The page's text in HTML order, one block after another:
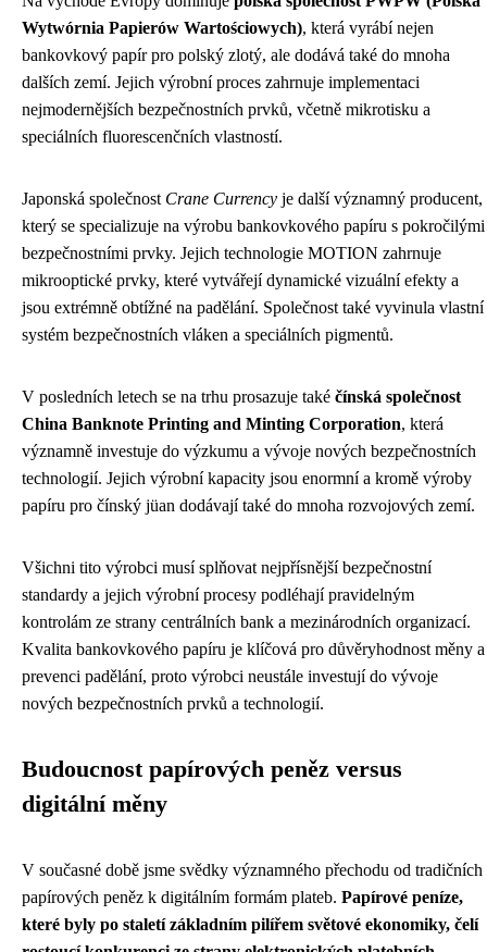
Wytwórnia Papierów Wartościowych), která vyrábí nejen
bankovkový papír pro polský zlotý, ale dodává také do mnoha
dalších zemí. Jejich výrobní proces zahrnuje implementaci
nejmodernějších bezpečnostních prvků, včetně mikrotisku a
speciálních fluorescenčních vlastností.
Japonská společnost Crane Currency je další významný producent,
který se specializuje na výrobu bankovkového papíru s pokročilými
bezpečnostními prvky. Jejich technologie MOTION zahrnuje
mikrooptické prvky, které vytvářejí dynamické vizuální efekty a
jsou extrémně obtížné na padělání. Společnost také vyvinula vlastní
systém bezpečnostních vláken a speciálních pigmentů.
V posledních letech se na trhu prosazuje také čínská společnost
China Banknote Printing and Minting Corporation, která
významně investuje do výzkumu a vývoje nových bezpečnostních
technologií. Jejich výrobní kapacity jsou enormní a kromě výroby
papíru pro čínský jüan dodávají také do mnoha rozvojových zemí.
Všichni tito výrobci musí splňovat nejpřísnější bezpečnostní
standardy a jejich výrobní procesy podléhají pravidelným
kontrolám ze strany centrálních bank a mezinárodních organizací.
Kvalita bankovkového papíru je klíčová pro důvěryhodnost měny a
prevenci padělání, proto výrobci neustále investují do vývoje
nových bezpečnostních prvků a technologií.
Budoucnost papírových peněz versus
digitální měny
V současné době jsme svědky významného přechodu od tradičních
papírových peněz k digitálním formám plateb. Papírové peníze,
které byly po staletí základním pilířem světové ekonomiky, čelí